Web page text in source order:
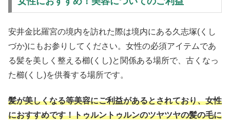
安井金比羅宮の境内を訪れた際は境内にある久志塚(くし
づか)にもお参りしてください。女性の必須アイテムであ
る髪を美しく整える櫛(くし)と関係ある場所で、古くなっ
た櫛(くし)を供養する場所です。
髪が美しくなる等美容にご利益があるとされており、女性
におすすめです！トゥルントゥルンのツヤツヤの髪の毛に